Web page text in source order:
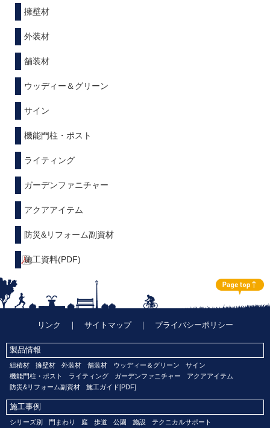
擁壁材
外装材
舗装材
ウッディー＆グリーン
サイン
機能門柱・ポスト
ライティング
ガーデンファニチャー
アクアアイテム
防災&リフォーム副資材
施工資料(PDF)
リンク ｜ サイトマップ｜ プライバシーポリシー
製品情報
組積材 擁壁材 外装材 舗装材 ウッディー＆グリーン
サイン
機能門柱・ポスト
ライティング ガーデンファニチャー
アクアアイテム
防災&リフォーム副資材
施工ガイド[PDF]
施工事例
シリーズ別 門まわり 庭 歩道 公園 施設 テクニカルサポート